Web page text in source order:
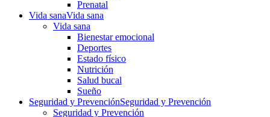
Prenatal
Vida sanaVida sana
Vida sana
Bienestar emocional
Deportes
Estado físico
Nutrición
Salud bucal
Sueño
Seguridad y PrevenciónSeguridad y Prevención
Seguridad y Prevención